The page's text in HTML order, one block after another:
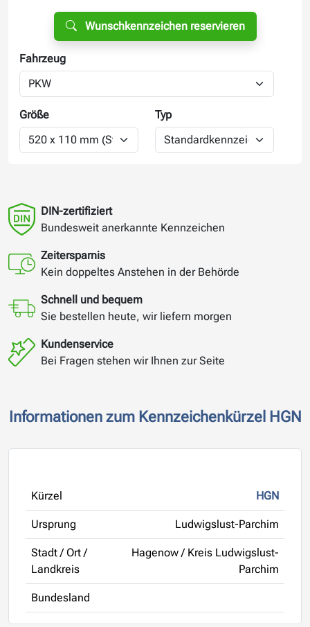
Wunschkennzeichen reservieren
Fahrzeug
Größe Typ
DIN-zertifiziert
Bundesweit anerkannte Kennzeichen
Zeitersparnis
Kein doppeltes Anstehen in der Behörde
Schnell und bequem
Sie bestellen heute, wir liefern morgen
Kundenservice
Bei Fragen stehen wir Ihnen zur Seite
Informationen zum Kennzeichenkürzel HGN
Kürzel HGN
Ursprung Ludwigslust-Parchim
Stadt / Ort /
Landkreis
Hagenow / Kreis Ludwigslust-
Parchim
Bundesland